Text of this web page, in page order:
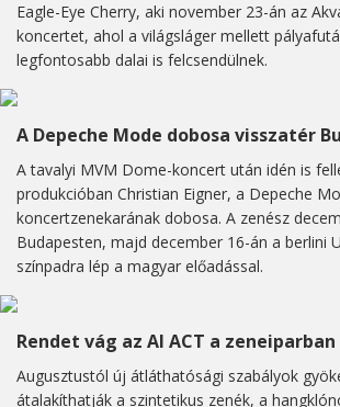
Eagle-Eye Cherry, aki november 23-án az
koncertet, ahol a világsláger mellett
legfontosabb dalai is felcsendülnek.
A Depeche Mode dobosa visszatér
A tavalyi MVM Dome-koncert után idén is
produkcióban Christian Eigner, a Depeche
koncertzenekarának dobosa. A zenész
Budapesten, majd december 16-án a berlini
színpadra lép a magyar előadással.
Rendet vág az AI ACT a zeneiparban
Augusztustól új átláthatósági szabályok
átalakíthatják a szintetikus zenék, a